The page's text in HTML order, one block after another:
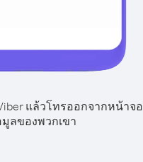
แล้วโทรออกจากหน้าจอ
ลของพวกเขา